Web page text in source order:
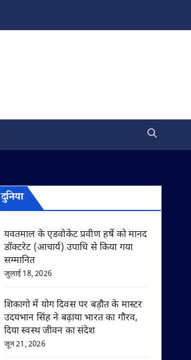
दुनिया
यवतमाल के एडवोकेट प्रवीण हर्षे को मानद
डॉक्टरेट (आचार्य) उपाधि से किया गया
सम्मानित
जुलाई 18, 2026
शिकागो में योग दिवस पर बड़ौत के मास्टर
उदयभान सिंह ने बढ़ाया भारत का गौरव,
दिया स्वस्थ जीवन का संदेश
जून 21, 2026